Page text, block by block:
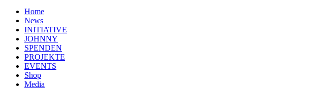
Home
News
INITIATIVE
JOHNNY
SPENDEN
PROJEKTE
EVENTS
Shop
Media